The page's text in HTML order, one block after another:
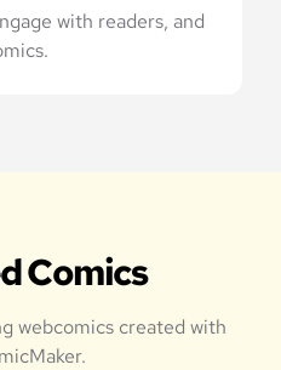
with readers, and
Comics
webcomics created with